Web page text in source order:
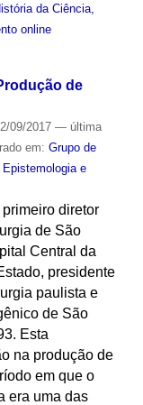
da Ciência,
online
de
09/2017 — última
em: Grupo de
e
diretor
de São
Central da
presidente
paulista e
de São
Esta
na produção de
em que o
era uma das